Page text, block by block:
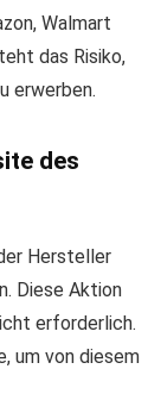
Walmart
das Risiko,
erwerben.
des
Hersteller
Diese Aktion
erforderlich.
um von diesem